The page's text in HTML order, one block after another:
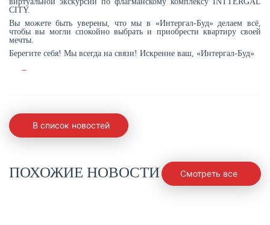
CITY.
Вы можете быть уверены, что мы в «Интергал-Буд» делаем всё,
чтобы вы могли спокойно выбрать и приобрести квартиру своей
мечты.
Берегите себя! Мы всегда на связи! Искренне ваш, «Интергал-Буд»
В список новостей
ПОХОЖИЕ НОВОСТИ Смотреть все